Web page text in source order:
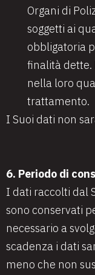
Organi di
soggetti ai
obbligatoria
finalità dette.
nella loro
trattamento.
I Suoi dati non
6. Periodo di
I dati raccolti dal
sono conservati
necessario a
scadenza i dati
meno che non